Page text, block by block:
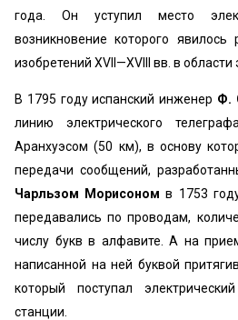
года. Он уступил место
возникновение которого явилось
изобретений XVII—XVIII вв. в области
В 1795 году испанский инженер Ф.
линию электрического
Аранхуэсом (50 км), в основу
передачи сообщений,
Чарльзом Морисономв 1753
передавались по проводам,
числу букв в алфавите. А на
написанной на ней буквой
который поступал
станции.